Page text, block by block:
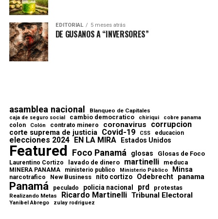
EDITORIAL 5 meses atrás
DE GUSANOS A “INVERSORES”
asamblea nacional Blanqueo de Capitales
caja de seguro social cambio democratico chiriqui cobre panama
colon Colón contrato minero coronavirus corrupcion
corte suprema de justicia Covid-19 CSS educacion
elecciones 2024 EN LA MIRA Estados Unidos
Featured Foco Panamá glosas Glosas de Foco
Laurentino Cortizo lavado de dinero martinelli meduca
MINERA PANAMA ministerio publico Ministerio Público Minsa
narcotrafico New Business nito cortizo Odebrecht panama
Panamá peculado policia nacional prd protestas
Realizando Metas Ricardo Martinelli Tribunal Electoral
Yanibel Abrego zulay rodriguez